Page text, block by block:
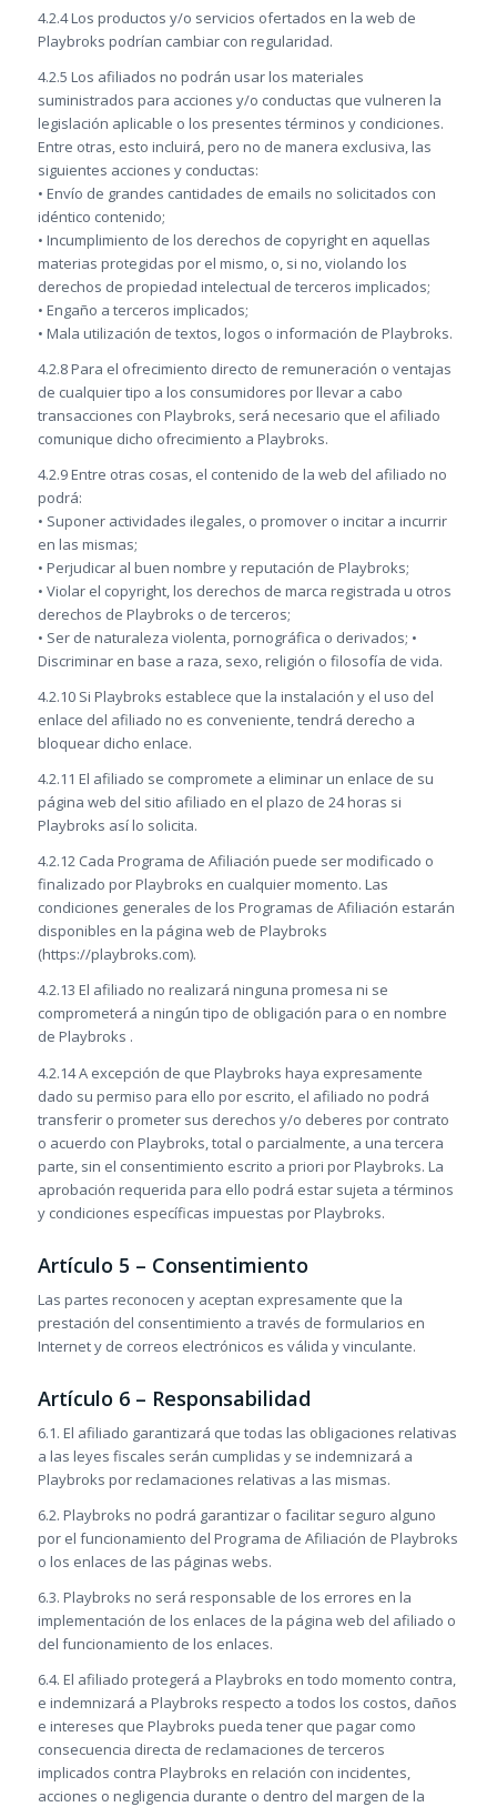
4.2.4 Los productos y/o servicios ofertados en la web de
Playbroks podrían cambiar con regularidad.
4.2.5 Los afiliados no podrán usar los materiales
suministrados para acciones y/o conductas que vulneren la
legislación aplicable o los presentes términos y condiciones.
Entre otras, esto incluirá, pero no de manera exclusiva, las
siguientes acciones y conductas:
• Envío de grandes cantidades de emails no solicitados con
idéntico contenido;
• Incumplimiento de los derechos de copyright en aquellas
materias protegidas por el mismo, o, si no, violando los
derechos de propiedad intelectual de terceros implicados;
• Engaño a terceros implicados;
• Mala utilización de textos, logos o información de Playbroks.
4.2.8 Para el ofrecimiento directo de remuneración o ventajas
de cualquier tipo a los consumidores por llevar a cabo
transacciones con Playbroks, será necesario que el afiliado
comunique dicho ofrecimiento a Playbroks.
4.2.9 Entre otras cosas, el contenido de la web del afiliado no
podrá:
• Suponer actividades ilegales, o promover o incitar a incurrir
en las mismas;
• Perjudicar al buen nombre y reputación de Playbroks;
• Violar el copyright, los derechos de marca registrada u otros
derechos de Playbroks o de terceros;
• Ser de naturaleza violenta, pornográfica o derivados; •
Discriminar en base a raza, sexo, religión o filosofía de vida.
4.2.10 Si Playbroks establece que la instalación y el uso del
enlace del afiliado no es conveniente, tendrá derecho a
bloquear dicho enlace.
4.2.11 El afiliado se compromete a eliminar un enlace de su
página web del sitio afiliado en el plazo de 24 horas si
Playbroks así lo solicita.
4.2.12 Cada Programa de Afiliación puede ser modificado o
finalizado por Playbroks en cualquier momento. Las
condiciones generales de los Programas de Afiliación estarán
disponibles en la página web de Playbroks
(https://playbroks.com).
4.2.13 El afiliado no realizará ninguna promesa ni se
comprometerá a ningún tipo de obligación para o en nombre
de Playbroks .
4.2.14 A excepción de que Playbroks haya expresamente
dado su permiso para ello por escrito, el afiliado no podrá
transferir o prometer sus derechos y/o deberes por contrato
o acuerdo con Playbroks, total o parcialmente, a una tercera
parte, sin el consentimiento escrito a priori por Playbroks. La
aprobación requerida para ello podrá estar sujeta a términos
y condiciones específicas impuestas por Playbroks.
Artículo 5 – Consentimiento
Las partes reconocen y aceptan expresamente que la
prestación del consentimiento a través de formularios en
Internet y de correos electrónicos es válida y vinculante.
Artículo 6 – Responsabilidad
6.1. El afiliado garantizará que todas las obligaciones relativas
a las leyes fiscales serán cumplidas y se indemnizará a
Playbroks por reclamaciones relativas a las mismas.
6.2. Playbroks no podrá garantizar o facilitar seguro alguno
por el funcionamiento del Programa de Afiliación de Playbroks
o los enlaces de las páginas webs.
6.3. Playbroks no será responsable de los errores en la
implementación de los enlaces de la página web del afiliado o
del funcionamiento de los enlaces.
6.4. El afiliado protegerá a Playbroks en todo momento contra,
e indemnizará a Playbroks respecto a todos los costos, daños
e intereses que Playbroks pueda tener que pagar como
consecuencia directa de reclamaciones de terceros
implicados contra Playbroks en relación con incidentes,
acciones o negligencia durante o dentro del margen de la